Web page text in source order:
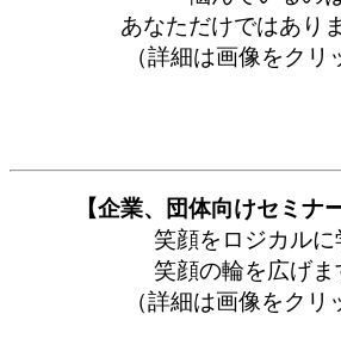
あなただけではあり
（詳細は画像をクリ
【企業、団体向けセミナ
笑顔をロジカルに
笑顔の輪を広げま
（詳細は画像をクリ